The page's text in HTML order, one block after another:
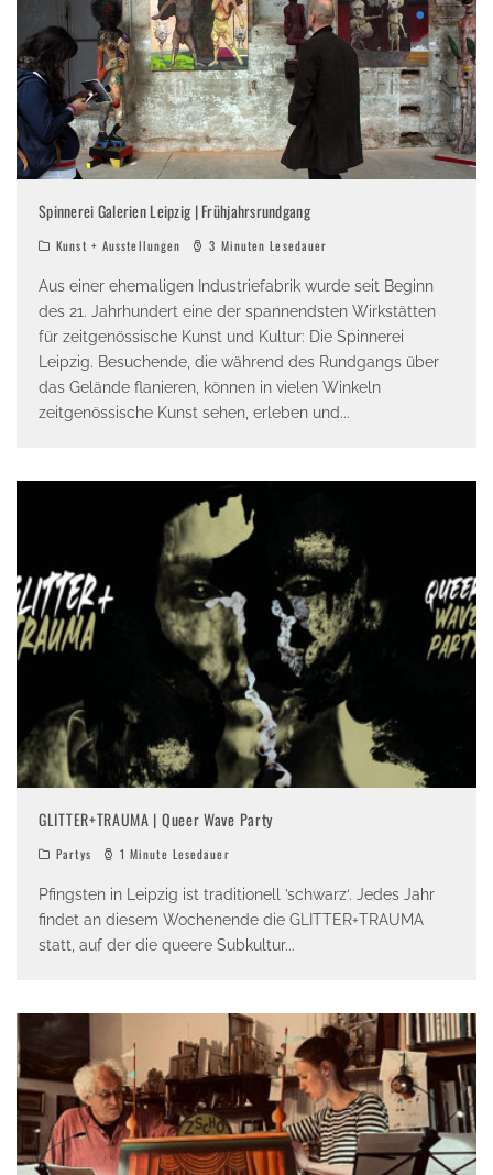
Spinnerei Galerien Leipzig | Frühjahrsrundgang
Kunst + Ausstellungen 3 Minuten Lesedauer
Aus einer ehemaligen Industriefabrik wurde seit Beginn
des 21. Jahrhundert eine der spannendsten Wirkstätten
für zeitgenössische Kunst und Kultur: Die Spinnerei
Leipzig. Besuchende, die während des Rundgangs über
das Gelände flanieren, können in vielen Winkeln
zeitgenössische Kunst sehen, erleben und...
GLITTER+TRAUMA | Queer Wave Party
Partys 1 Minute Lesedauer
Pfingsten in Leipzig ist traditionell ’schwarz‘. Jedes Jahr
findet an diesem Wochenende die GLITTER+TRAUMA
statt, auf der die queere Subkultur...